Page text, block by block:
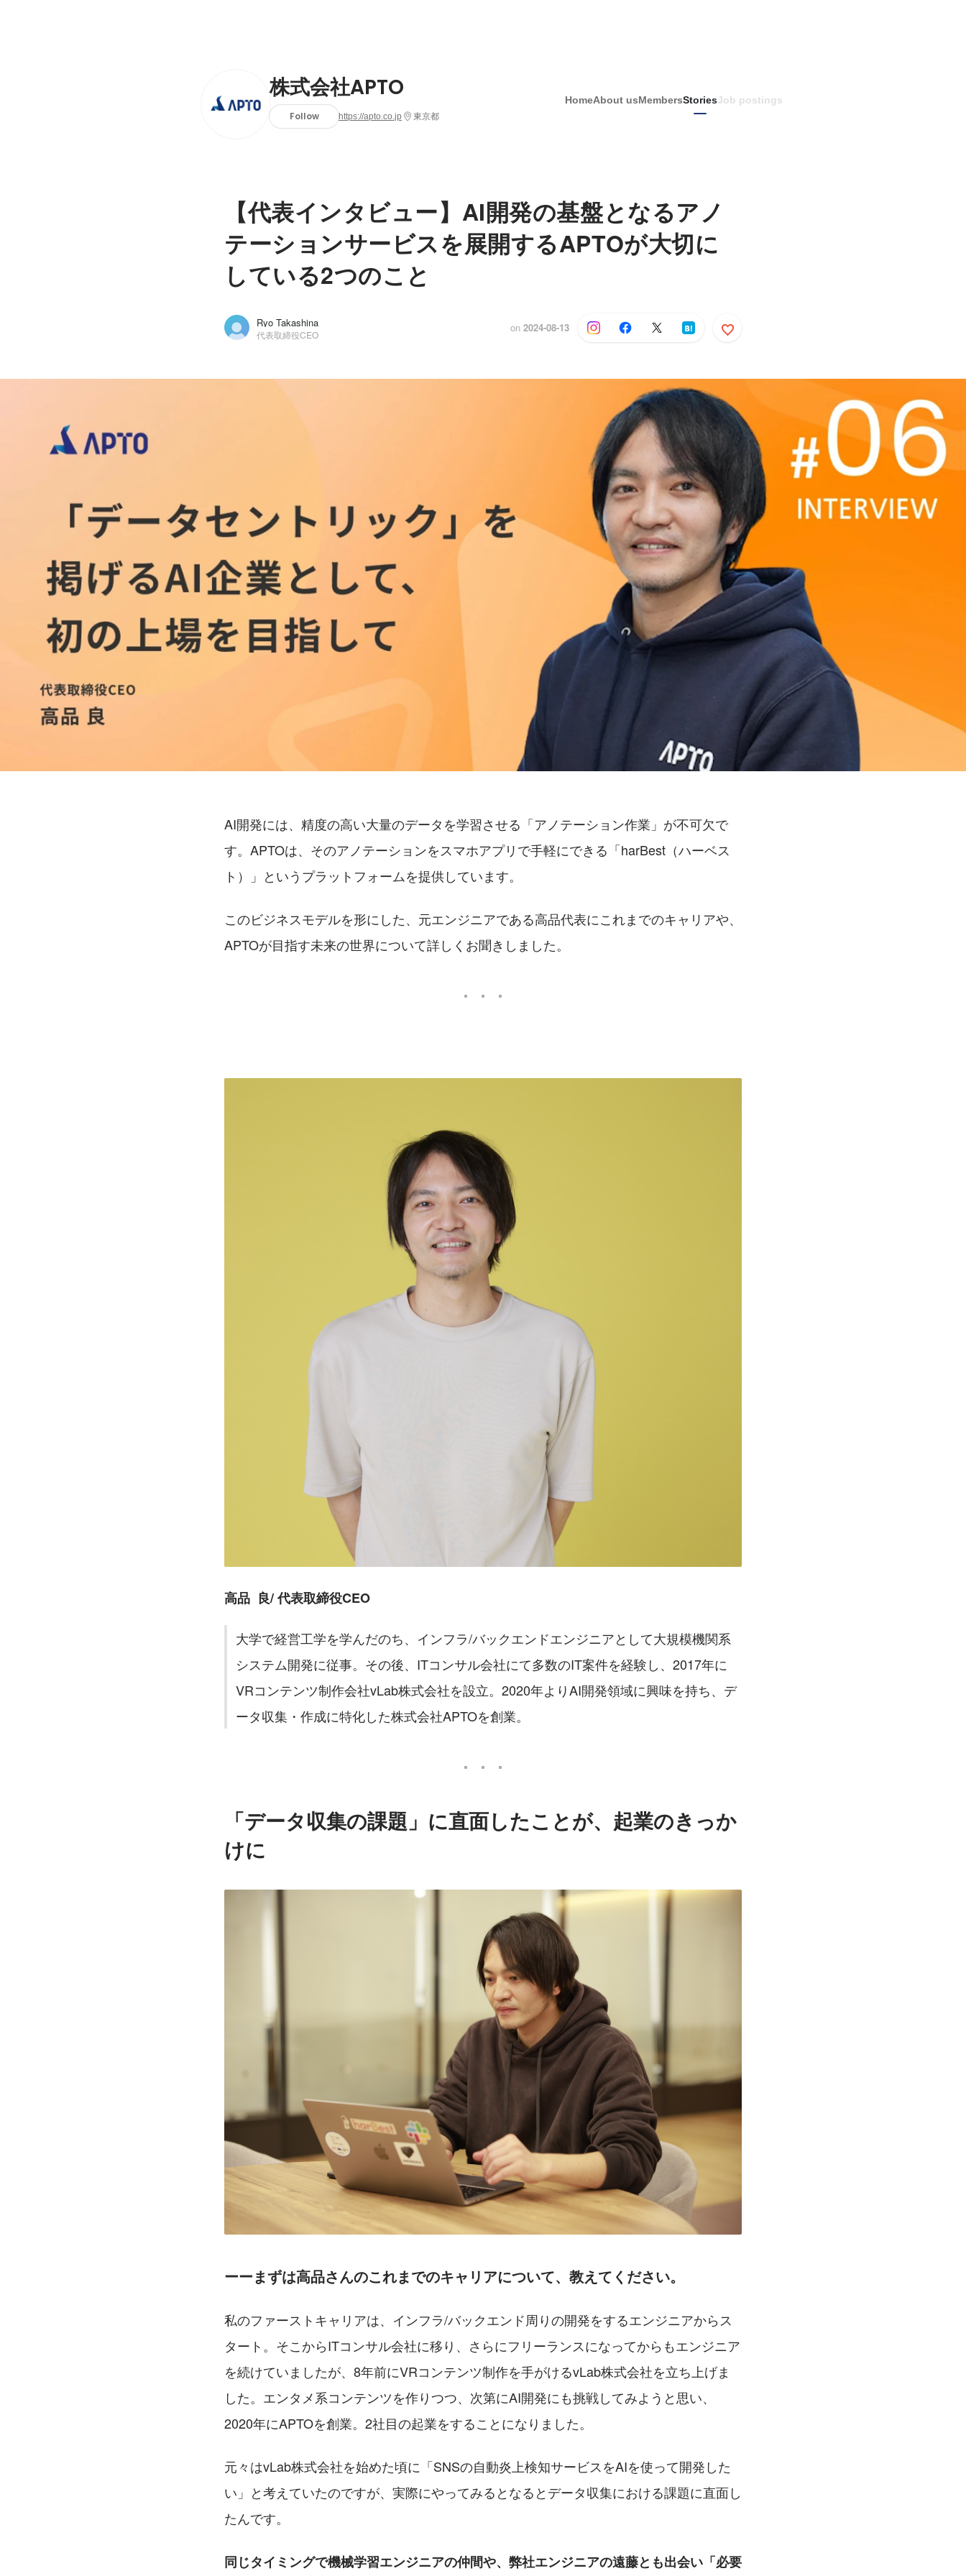
株式会社APTO
Follow https://apto.co.jp 東京都
HomeAbout usMembersStoriesJob postings
【代表インタビュー】AI開発の基盤となるアノ
テーションサービスを展開するAPTOが大切に
している2つのこと
Ryo Takashina
代表取締役CEO
on 2024-08-13
AI開発には、精度の高い大量のデータを学習させる「アノテーション作業」が不可欠で
す。APTOは、そのアノテーションをスマホアプリで手軽にできる「harBest（ハーベス
ト）」というプラットフォームを提供しています。
このビジネスモデルを形にした、元エンジニアである高品代表にこれまでのキャリアや、
APTOが目指す未来の世界について詳しくお聞きしました。
高品  良/ 代表取締役CEO
大学で経営工学を学んだのち、インフラ/バックエンドエンジニアとして大規模機関系
システム開発に従事。その後、ITコンサル会社にて多数のIT案件を経験し、2017年に
VRコンテンツ制作会社vLab株式会社を設立。2020年よりAI開発領域に興味を持ち、デ
ータ収集・作成に特化した株式会社APTOを創業。
「データ収集の課題」に直面したことが、起業のきっか
けに
ーーまずは高品さんのこれまでのキャリアについて、教えてください。
私のファーストキャリアは、インフラ/バックエンド周りの開発をするエンジニアからス
タート。そこからITコンサル会社に移り、さらにフリーランスになってからもエンジニア
を続けていましたが、8年前にVRコンテンツ制作を手がけるvLab株式会社を立ち上げま
した。エンタメ系コンテンツを作りつつ、次第にAI開発にも挑戦してみようと思い、
2020年にAPTOを創業。2社目の起業をすることになりました。
元々はvLab株式会社を始めた頃に「SNSの自動炎上検知サービスをAIを使って開発した
い」と考えていたのですが、実際にやってみるとなるとデータ収集における課題に直面し
たんです。
同じタイミングで機械学習エンジニアの仲間や、弊社エンジニアの遠藤とも出会い「必要
株式会社APTO / 代表取締役CEO